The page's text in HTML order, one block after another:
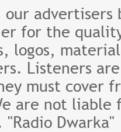
for the
logos,
Listeners
must cover
are not
Dwarka"